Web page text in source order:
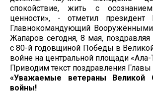
спокойствие, жить с
ценности», - отметил президент
Главнокомандующий
Жапаров сегодня, 8 мая,
с 80-й годовщиной Победы в
войне на центральной площади «Ала-
Приводим текст поздравления Главы
«Уважаемые ветераны Великой
войны!